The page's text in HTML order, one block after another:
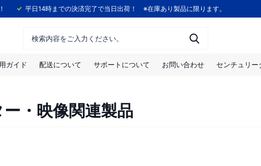
平日14時までの決済完了で当日出荷！ ※在庫あり製品に限ります。
ガイド 配送について サポートについて お問い合わせ センチュリー
・映像関連製品